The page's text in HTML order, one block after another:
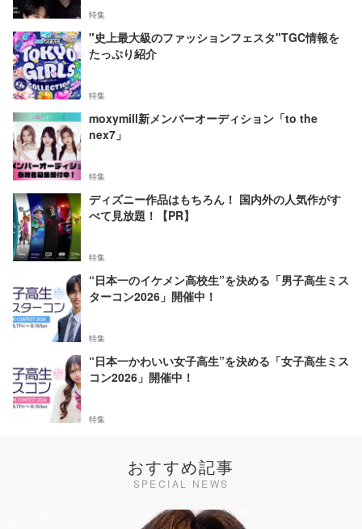
特集
"史上最大級のファッションフェスタ"TGC情報を
たっぷり紹介
特集
moxymill新メンバーオーディション「to the
nex7」
特集
ディズニー作品はもちろん！ 国内外の人気作がす
べて見放題！【PR】
特集
“日本一のイケメン高校生”を決める「男子高生ミス
ターコン2026」開催中！
特集
“日本一かわいい女子高生”を決める「女子高生ミス
コン2026」開催中！
特集
おすすめ記事
SPECIAL NEWS